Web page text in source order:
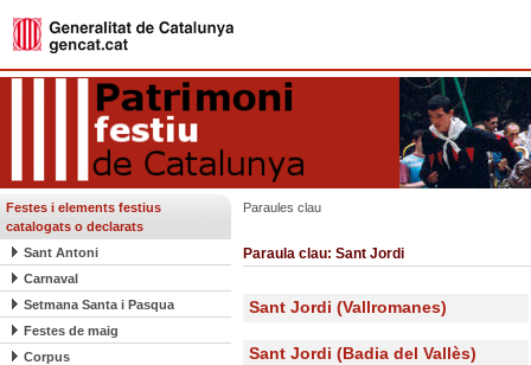
Festes i elements festius
catalogats o declarats
Sant Antoni
Carnaval
Setmana Santa i Pasqua
Festes de maig
Corpus
Paraules clau
Paraula clau: Sant Jordi
Sant Jordi (Vallromanes)
Sant Jordi (Badia del Vallès)